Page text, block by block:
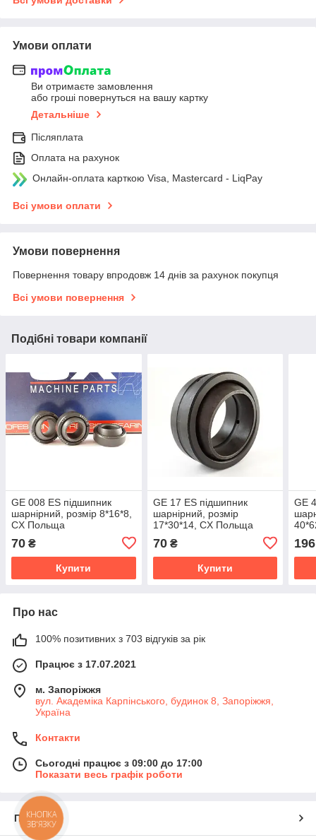
Умови оплати
Ви отримаєте замовлення
або гроші повернуться на вашу картку
Детальніше
Післяплата
Оплата на рахунок
Онлайн-оплата карткою Visa, Mastercard - LiqPay
Всі умови оплати
Умови повернення
Повернення товару впродовж 14 днів за рахунок покупця
Всі умови повернення
Подібні товари компанії
GE 008 ES підшипник
шарнірний, розмір 8*16*8,
CX Польща
70 ₴
Купити
GE 17 ES підшипник
шарнірний, розмір
17*30*14, CX Польща
70₴
Купити
GE
196
Про нас
100% позитивних з 703 відгуків за рік
Працює з 17.07.2021
м. Запоріжжя
вул. Академіка Карпінського, будинок 8, Запоріжжя,
Україна
Контакти
Сьогодні працює з 09:00 до 17:00
Показати весь графік роботи
Про нас
КНОПКА
ЗВ'ЯЗКУ